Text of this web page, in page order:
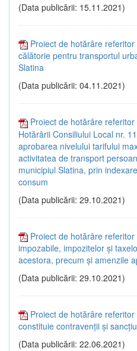
(Data publicării: 15.11.2021)
Proiect de hotărâre
călătorie pentru transportul
Slatina
(Data publicării: 04.11.2021)
Proiect de hotărâre
Hotărârii Consiliului Local nr.
aprobarea nivelului tarifului
activitatea de transport
municipiul Slatina, prin
consum
(Data publicării: 29.10.2021)
Proiect de hotărâre
impozabile, impozitelor și
acestora, precum și amenzile
(Data publicării: 29.10.2021)
Proiect de hotărâre
constituie contravenții și
(Data publicării: 22.06.2021)